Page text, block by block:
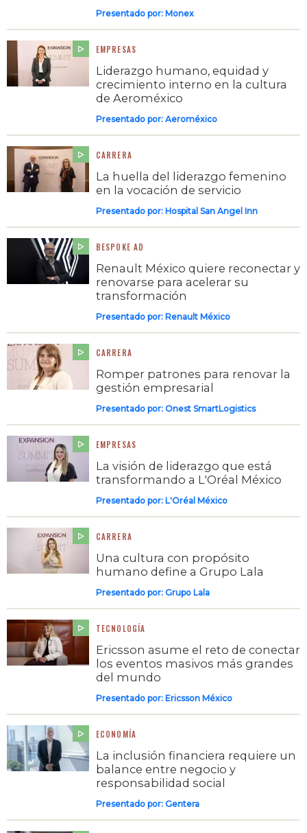
Presentado por: Monex
EMPRESAS
Liderazgo humano, equidad y
crecimiento interno en la cultura
de Aeroméxico
Presentado por: Aeroméxico
CARRERA
La huella del liderazgo femenino
en la vocación de servicio
Presentado por: Hospital San Angel Inn
BESPOKE AD
Renault México quiere reconectar y
renovarse para acelerar su
transformación
Presentado por: Renault México
CARRERA
Romper patrones para renovar la
gestión empresarial
Presentado por: Onest SmartLogistics
EMPRESAS
La visión de liderazgo que está
transformando a L'Oréal México
Presentado por: L'Oréal México
CARRERA
Una cultura con propósito
humano define a Grupo Lala
Presentado por: Grupo Lala
TECNOLOGÍA
Ericsson asume el reto de conectar
los eventos masivos más grandes
del mundo
Presentado por: Ericsson México
ECONOMÍA
La inclusión financiera requiere un
balance entre negocio y
responsabilidad social
Presentado por: Gentera